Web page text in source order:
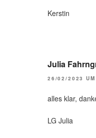
Kerstin
Julia
26/02/2023
alles klar,
LG Julia